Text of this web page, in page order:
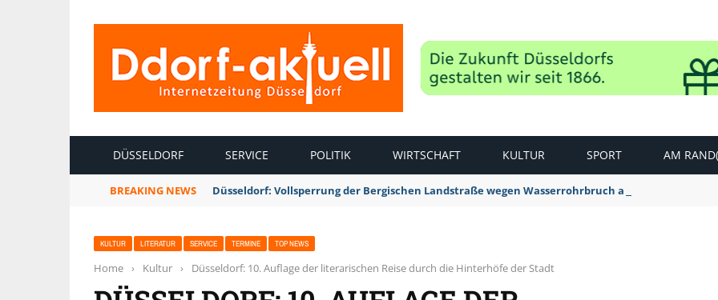
DÜSSELDORF SERVICE POLITIK WIRTSCHAFT KULTUR SPORT AM
BREAKING NEWS Düsseldorf: Vollsperrung der Bergischen Landstraße wegen Wasserrohrbruch aufgehoben
KULTUR LITERATUR SERVICE TERMINE TOP NEWS
Home › Kultur › Düsseldorf: 10. Auflage der literarischen Reise durch die Hinterhöfe der Stadt